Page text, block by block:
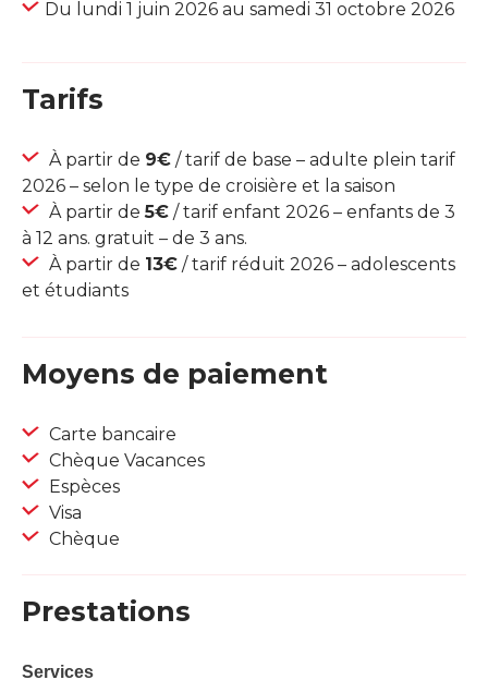
Du lundi 1 juin 2026 au samedi 31 octobre 2026
Tarifs
À partir de 9€ / tarif de base – adulte plein tarif
2026 – selon le type de croisière et la saison
À partir de5€ / tarif enfant 2026 – enfants de 3
à 12 ans. gratuit – de 3 ans.
À partir de 13€ / tarif réduit 2026 – adolescents
et étudiants
Moyens de paiement
Carte bancaire
Chèque Vacances
Espèces
Visa
Chèque
Prestations
Services